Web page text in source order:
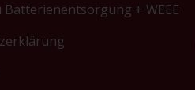
Batterienentsorgung + WEEE